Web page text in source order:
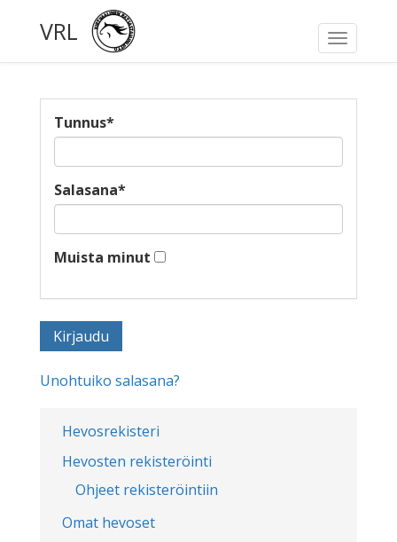
Toggle
VRL
Hevosrekisteri
Hevosten rekisteröinti
Ohjeet rekisteröintiin
Omat hevoset
Tunnus*
Salasana*
Muista minut
Unohtuiko salasana?